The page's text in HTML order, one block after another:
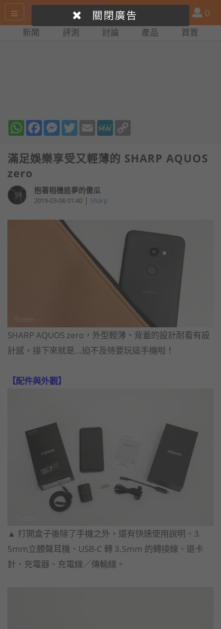
尋
產
品
比
會
員
0
新聞 評測 討論 產品 買賣
WhatsAppFacebookMessenger
TwitterEmail MeWe
滿足娛樂享受又輕薄的 SHARP AQUOS
zero
抱著相機追夢的傻瓜
2019-03-06 01:40 | Sharp
SHARP AQUOS zero，外型輕薄、背蓋的設計耐看有設
計感，接下來就是...迫不及待要玩這手機啦！
【配件與外觀】
▲ 打開盒子後除了手機之外，還有快速使用說明、3.
5mm立體聲耳機、USB-C 轉 3.5mm 的轉接線、退卡
針、充電器、充電線／傳輸線。
關閉廣告